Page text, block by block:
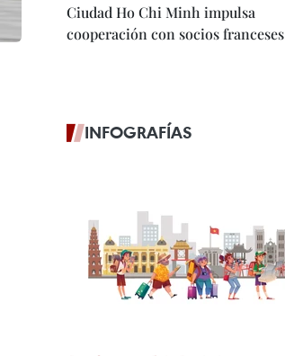
Ciudad Ho Chi Minh impulsa
cooperación con socios franceses
INFOGRAFÍAS